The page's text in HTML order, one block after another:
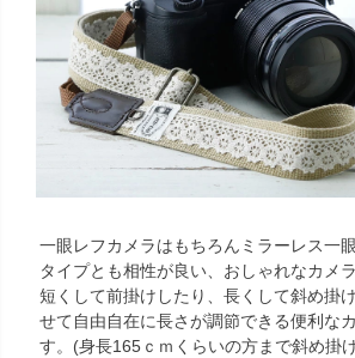
一眼レフカメラはもちろんミラーレス一
タイプとも相性が良い、おしゃれなカメ
短くして前掛けしたり、長くして斜め掛
せて自由自在に長さが調節できる便利な
す。(身長165ｃｍくらいの方まで斜め掛